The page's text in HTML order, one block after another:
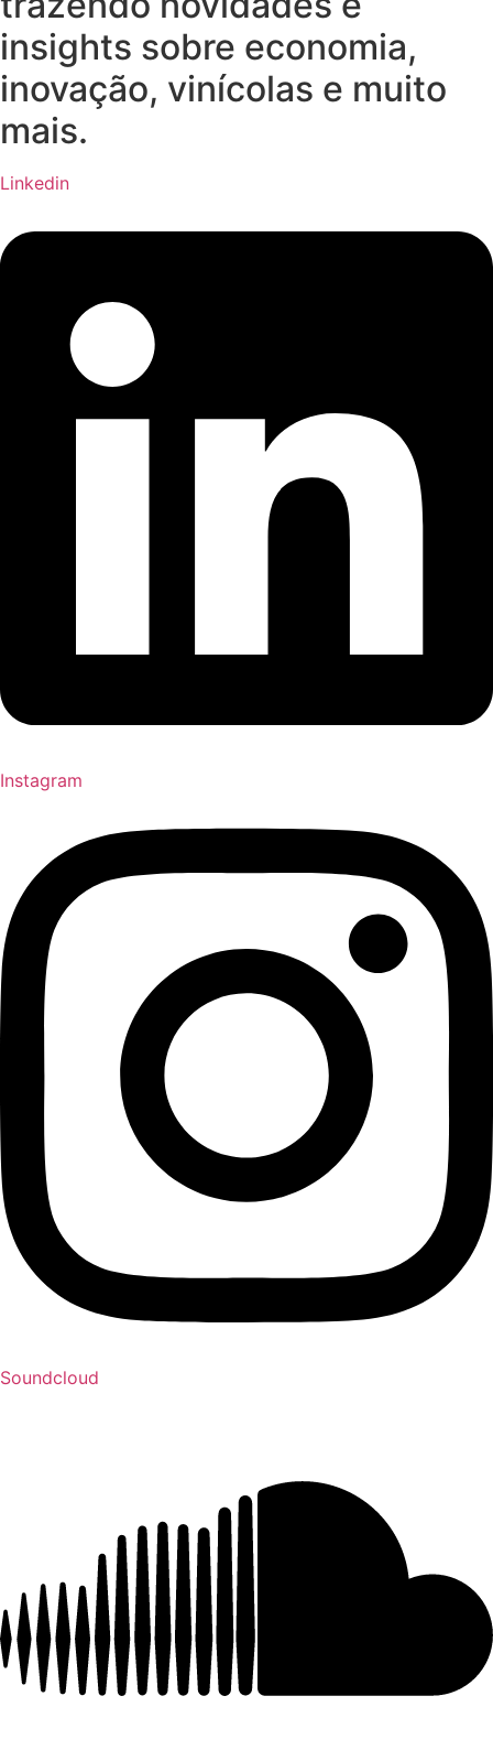
insights sobre economia,
inovação, vinícolas e muito
mais.
Linkedin
Instagram
Soundcloud